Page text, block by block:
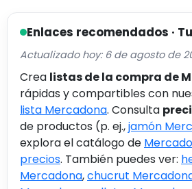
Enlaces recomendados ·
Actualizado hoy: 6 de agosto de
Crea listas de la compra de
rápidas y compartibles con
lista Mercadona. Consulta
de productos (p. ej.,jamón
explora el catálogo de
precios. También puedes ver:
Mercadona,chucrut